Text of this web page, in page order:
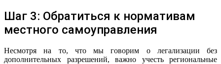
Шаг 3: Обратиться к нормативам
местного самоуправления
Несмотря на то, что мы говорим о легализации без
дополнительных разрешений, важно учесть региональные